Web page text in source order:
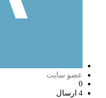
عضو سایت
0
4 ارسال